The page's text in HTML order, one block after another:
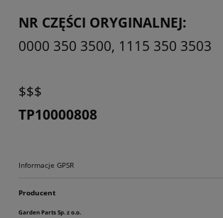
NR CZĘŚCI ORYGINALNEJ:
0000 350 3500, 1115 350 3503
$$$
TP10000808
Informacje GPSR
Producent
Garden Parts Sp. z o.o.